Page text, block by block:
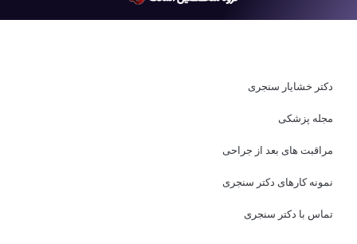
دکتر خشایار سنجری
مجله پزشکی
مراقبت های بعد از جراحی
نمونه کارهای دکتر سنجری
تماس با دکتر سنجری